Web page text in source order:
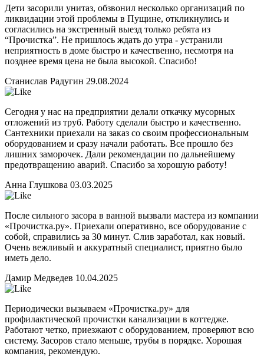
Дети засорили унитаз, обзвонил несколько организаций по
ликвидации этой проблемы в Пущине, откликнулись и
согласились на экстренный выезд только ребята из
“Прочистка”. Не пришлось ждать до утра - устранили
неприятность в доме быстро и качественно, несмотря на
позднее время цена не была высокой. Спасибо!
Станислав Радугин 29.08.2024
Сегодня у нас на предприятии делали откачку мусорных
отложений из труб. Работу сделали быстро и качественно.
Сантехники приехали на заказ со своим профессиональным
оборудованием и сразу начали работать. Все прошло без
лишних заморочек. Дали рекомендации по дальнейшему
предотвращению аварий. Спасибо за хорошую работу!
Анна Глушкова 03.03.2025
После сильного засора в ванной вызвали мастера из компании
«Прочистка.ру». Приехали оперативно, все оборудование с
собой, справились за 30 минут. Слив заработал, как новый.
Очень вежливый и аккуратный специалист, приятно было
иметь дело.
Дамир Медведев 10.04.2025
Периодически вызываем «Прочистка.ру» для
профилактической прочистки канализации в коттедже.
Работают четко, приезжают с оборудованием, проверяют всю
систему. Засоров стало меньше, трубы в порядке. Хорошая
компания, рекомендую.